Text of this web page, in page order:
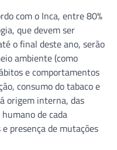
com o Inca, entre 80%
que devem ser
o final deste ano, serão
ambiente (como
e comportamentos
consumo do tabaco e
origem interna, das
de cada
presença de mutações